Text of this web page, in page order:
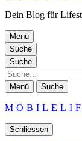
Dein Blog für
Menü
Suche
Suche
Suche
Menü Suche
Schliessen